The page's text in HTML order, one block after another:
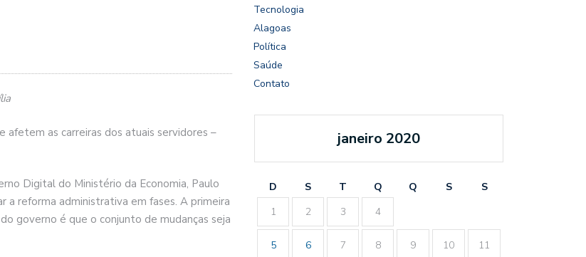
afetem as carreiras dos atuais servidores –
Digital do Ministério da Economia, Paulo
reforma administrativa em fases. A primeira
governo é que o conjunto de mudanças seja
Tecnologia
Alagoas
Política
Saúde
Contato
janeiro 2020
D S T Q Q S
S
1
2 3 4
5 6 7 8 9 10 11